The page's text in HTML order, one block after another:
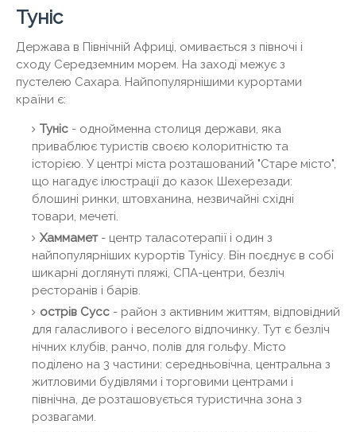
Туніс
Держава в Північній Африці, омивається з півночі і
сходу Середземним морем. На заході межує з
пустелею Сахара. Найпопулярнішими курортами
країни є:
Туніс - однойменна столиця держави, яка
приваблює туристів своєю колоритністю та
історією. У центрі міста розташований "Старе місто",
що нагадує ілюстрації до казок Шехерезади:
блошині ринки, штовханина, незвичайні східні
товари, мечеті.
Хаммамет- центр таласотерапії і один з
найпопулярніших курортів Тунісу. Він поєднує в собі
шикарні доглянуті пляжі, СПА-центри, безліч
ресторанів і барів.
острів Сусс - район з активним життям, відповідний
для галасливого і веселого відпочинку. Тут є безліч
нічних клубів, ранчо, полів для гольфу. Місто
поділено на 3 частини: середньовічна, центральна з
житловими будівлями і торговими центрами і
північна, де розташовується туристична зона з
розвагами.